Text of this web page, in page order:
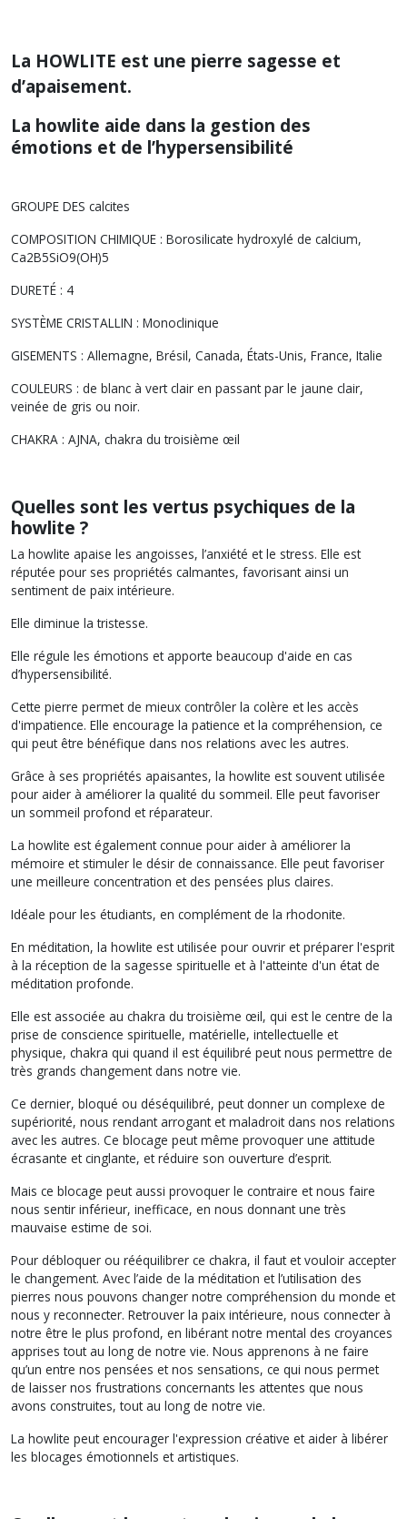
La HOWLITE est une pierre sagesse et
d’apaisement.
La howlite aide dans la gestion des
émotions et de l’hypersensibilité
GROUPE DES calcites
COMPOSITION CHIMIQUE : Borosilicate hydroxylé de calcium,
Ca2B5SiO9(OH)5
DURETÉ : 4
SYSTÈME CRISTALLIN : Monoclinique
GISEMENTS : Allemagne, Brésil, Canada, États-Unis, France, Italie
COULEURS : de blanc à vert clair en passant par le jaune clair,
veinée de gris ou noir.
CHAKRA : AJNA, chakra du troisième œil
Quelles sont les vertus psychiques de la
howlite ?
La howlite apaise les angoisses, l’anxiété et le stress. Elle est
réputée pour ses propriétés calmantes, favorisant ainsi un
sentiment de paix intérieure.
Elle diminue la tristesse.
Elle régule les émotions et apporte beaucoup d'aide en cas
d’hypersensibilité.
Cette pierre permet de mieux contrôler la colère et les accès
d'impatience. Elle encourage la patience et la compréhension, ce
qui peut être bénéfique dans nos relations avec les autres.
Grâce à ses propriétés apaisantes, la howlite est souvent utilisée
pour aider à améliorer la qualité du sommeil. Elle peut favoriser
un sommeil profond et réparateur.
La howlite est également connue pour aider à améliorer la
mémoire et stimuler le désir de connaissance. Elle peut favoriser
une meilleure concentration et des pensées plus claires.
Idéale pour les étudiants, en complément de la rhodonite.
En méditation, la howlite est utilisée pour ouvrir et préparer l'esprit
à la réception de la sagesse spirituelle et à l'atteinte d'un état de
méditation profonde.
Elle est associée au chakra du troisième œil, qui est le centre de la
prise de conscience spirituelle, matérielle, intellectuelle et
physique, chakra qui quand il est équilibré peut nous permettre de
très grands changement dans notre vie.
Ce dernier, bloqué ou déséquilibré, peut donner un complexe de
supériorité, nous rendant arrogant et maladroit dans nos relations
avec les autres. Ce blocage peut même provoquer une attitude
écrasante et cinglante, et réduire son ouverture d’esprit.
Mais ce blocage peut aussi provoquer le contraire et nous faire
nous sentir inférieur, inefficace, en nous donnant une très
mauvaise estime de soi.
Pour débloquer ou rééquilibrer ce chakra, il faut et vouloir accepter
le changement. Avec l’aide de la méditation et l’utilisation des
pierres nous pouvons changer notre compréhension du monde et
nous y reconnecter. Retrouver la paix intérieure, nous connecter à
notre être le plus profond, en libérant notre mental des croyances
apprises tout au long de notre vie. Nous apprenons à ne faire
qu’un entre nos pensées et nos sensations, ce qui nous permet
de laisser nos frustrations concernants les attentes que nous
avons construites, tout au long de notre vie.
La howlite peut encourager l'expression créative et aider à libérer
les blocages émotionnels et artistiques.